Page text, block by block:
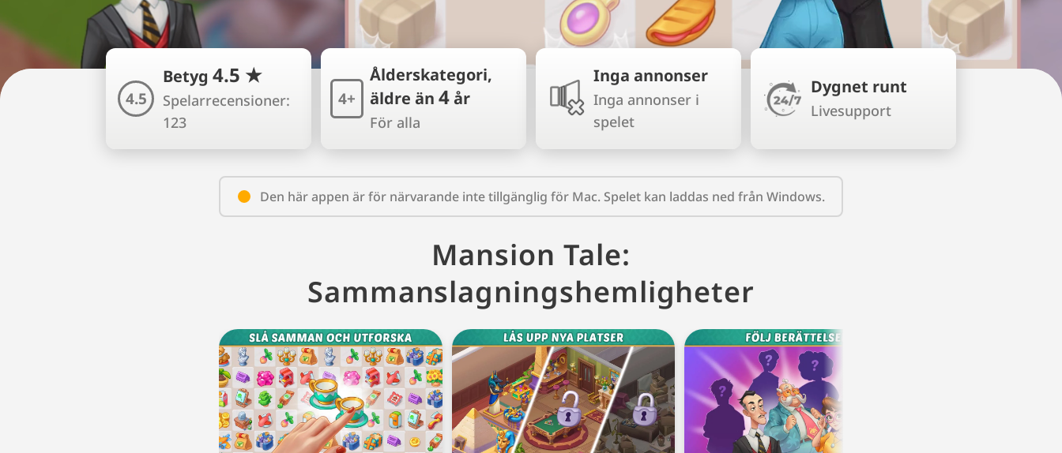
4.5
Betyg4.5 ★
Spelarrecensioner:
123
4+
Ålderskategori,
äldre än 4år
För alla
Inga annonser
Inga annonser i
spelet
Dygnet runt
Livesupport
Den här appen är för närvarande inte tillgänglig för Mac. Spelet kan laddas ned från Windows.
Mansion Tale:
Sammanslagningshemligheter